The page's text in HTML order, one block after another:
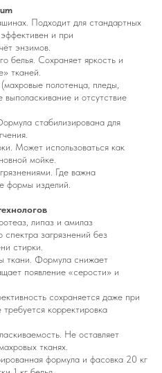
Подходит для стандартных
и при
энзимов.
белья. Сохраняет яркость и
тканей.
полотенца, пледы,
и отсутствие
стабилизирована для
Может использоваться как
мойке.
Где важна
формы изделий.
липаз и амилаз
загрязнений без
стирки.
ткани. Формула снижает
появление «серости» и
сохраняется даже при
корректировка
Не оставляет
тканях.
формула и фасовка 20 кг